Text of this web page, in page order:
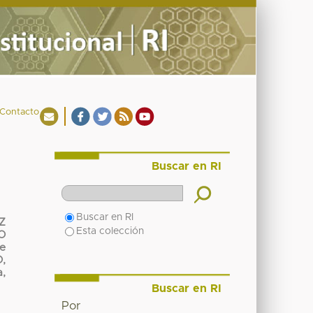
Buscar en RI
Buscar en RI
Esta colección
Buscar en RI
Por